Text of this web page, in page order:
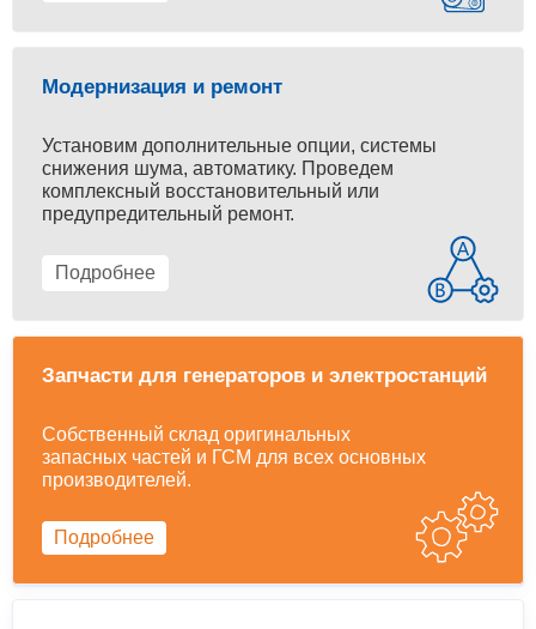
Модернизация и ремонт
Установим дополнительные опции, системы
снижения шума, автоматику. Проведем
комплексный восстановительный или
предупредительный ремонт.
Подробнее
Запчасти для генераторов и электростанций
Собственный склад оригинальных
запасных частей и ГСМ для всех основных
производителей.
Подробнее